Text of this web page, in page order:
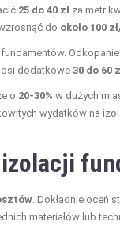
25 do 40 zł za metr
do około 100
dodatkowe30 do 60
o 20-30% w dużych
wydatków na
. Dokładnie oceń
materiałów lub